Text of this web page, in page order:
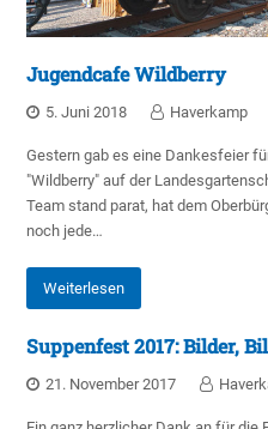
Jugendcafe Wildberry
5. Juni 2018 Haverkamp
Gestern gab es eine Dankesfeier
"Wildberry" auf der
Team stand parat, hat dem
noch jede…
Weiterlesen
Suppenfest 2017: Bilder,
21. November 2017